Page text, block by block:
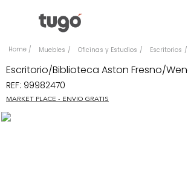
Muebles Oficinas y Estudios Escritorios
Escritorio/Biblioteca Aston Fresno/
REF: 99982470
MARKET PLACE - ENVIO GRATIS
Comedor
Silla